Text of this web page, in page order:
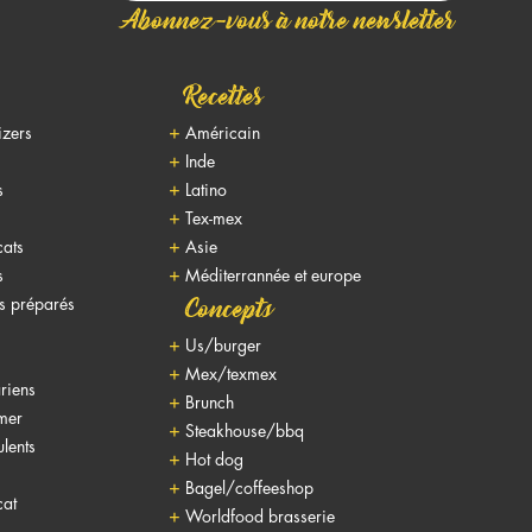
Abonnez-vous à notre newsletter
préparés
Recettes
Américain
Inde
Latino
Tex-mex
Asie
Méditerrannée et europe
Concepts
Us/burger
Mex/texmex
Brunch
Steakhouse/bbq
Hot dog
Bagel/coffeeshop
Worldfood brasserie